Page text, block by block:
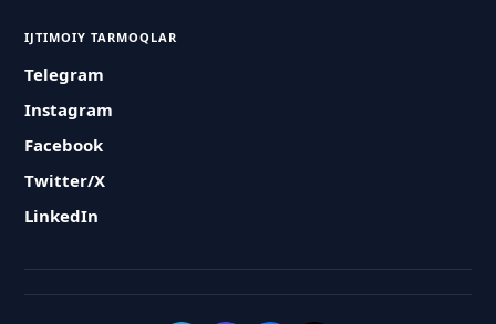
IJTIMOIY TARMOQLAR
Telegram
Instagram
Facebook
Twitter/X
LinkedIn